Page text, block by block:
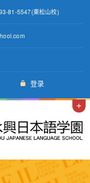
81-5547(東松山校)
登录